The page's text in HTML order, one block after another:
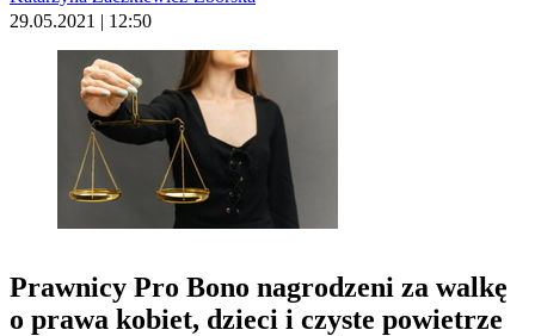
29.05.2021 | 12:50
Prawnicy Pro Bono nagrodzeni za walkę
o prawa kobiet, dzieci i czyste powietrze